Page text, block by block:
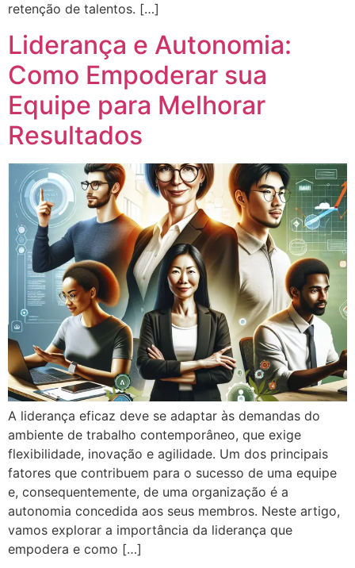
retenção de talentos. […]
Liderança e Autonomia:
Como Empoderar sua
Equipe para Melhorar
Resultados
A liderança eficaz deve se adaptar às demandas do
ambiente de trabalho contemporâneo, que exige
flexibilidade, inovação e agilidade. Um dos principais
fatores que contribuem para o sucesso de uma equipe
e, consequentemente, de uma organização é a
autonomia concedida aos seus membros. Neste artigo,
vamos explorar a importância da liderança que
empodera e como […]